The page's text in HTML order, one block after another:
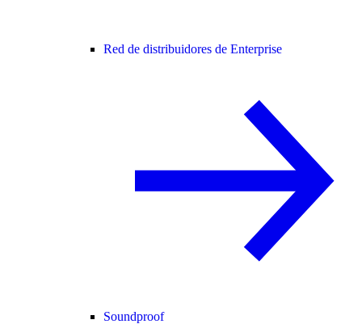
Red de distribuidores de Enterprise
Soundproof